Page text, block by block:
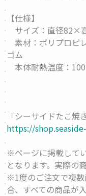
【仕様】
サイズ：直径82×
素材：ポリプロピ
ゴム
本体耐熱温度：
「シーサイドたこ焼
https://
※ページに掲載して
となります。実際の
※1度のご注文で複
合、すべての商品が